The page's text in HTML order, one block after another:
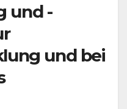
und -
und bei